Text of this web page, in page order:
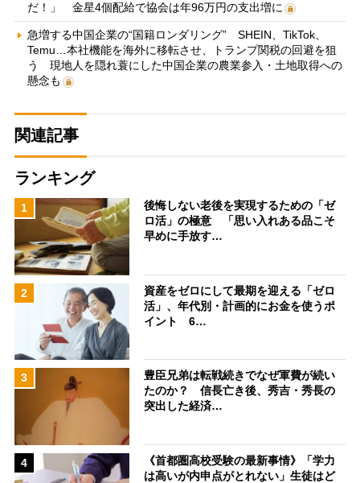
だ！」 金星4個配給で協会は年96万円の支出増に
急増する中国企業の“国籍ロンダリング” SHEIN、TikTok、
Temu…本社機能を海外に移転させ、トランプ関税の回避を狙
う 現地人を隠れ蓑にした中国企業の農業参入・土地取得への
懸念も
関連記事
ランキング
1
後悔しない老後を実現するための「ゼ
ロ活」の極意 「思い入れある品こそ
早めに手放す…
2
資産をゼロにして最期を迎える「ゼロ
活」、年代別・計画的にお金を使うポ
イント 6…
3
豊臣兄弟は転戦続きでなぜ軍費が続い
たのか？ 信長亡き後、秀吉・秀長の
突出した経済…
4
《首都圏高校受験の最新事情》「学力
は高いが内申点がとれない」生徒はど